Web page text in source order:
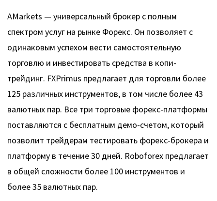
AMarkets — универсальный брокер с полным
спектром услуг на рынке Форекс. Он позволяет с
одинаковым успехом вести самостоятельную
торговлю и инвестировать средства в копи-
трейдинг. FXPrimus предлагает для торговли более
125 различных инструментов, в том числе более 43
валютных пар. Все три торговые форекс-платформы
поставляются с бесплатным демо-счетом, который
позволит трейдерам тестировать форекс-брокера и
платформу в течение 30 дней. Roboforex предлагает
в общей сложности более 100 инструментов и
более 35 валютных пар.